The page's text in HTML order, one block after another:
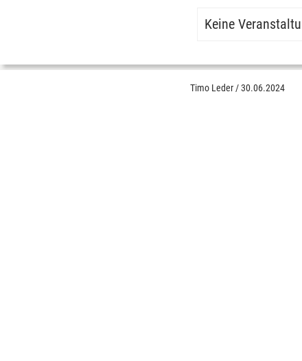
Keine
Timo Leder /30.06.2024